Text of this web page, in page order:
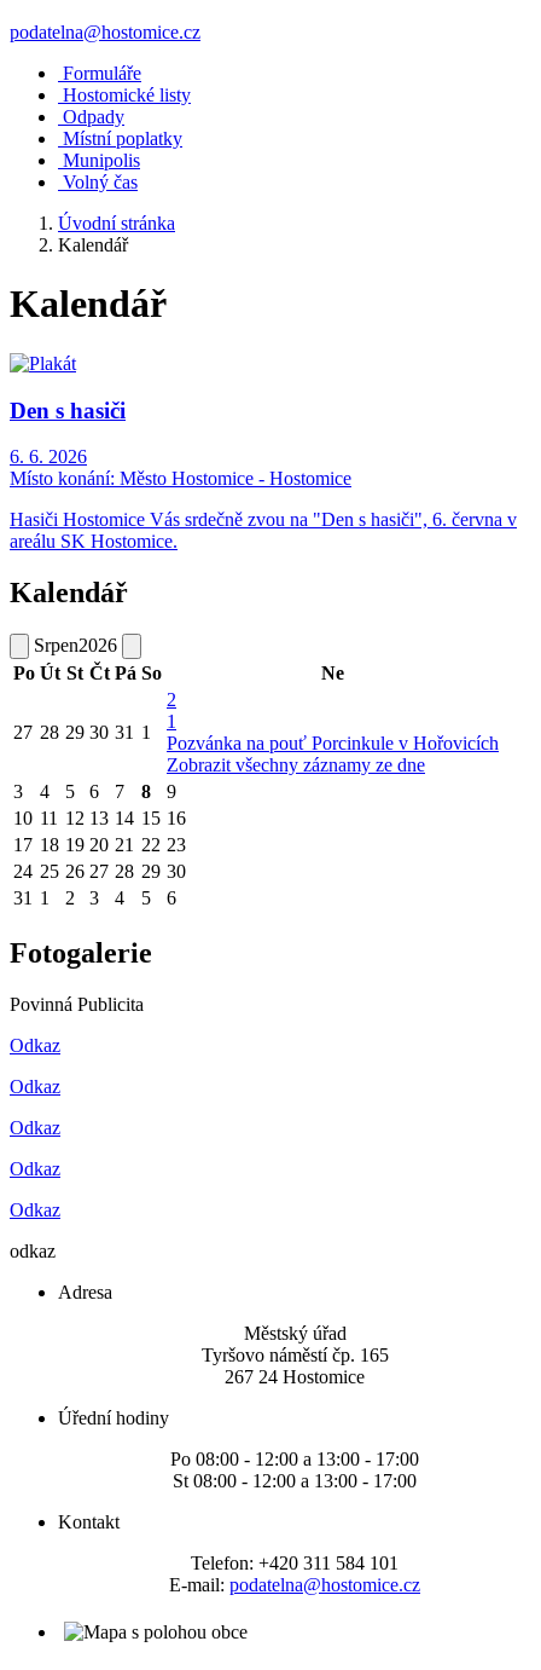
podatelna@hostomice.cz
Formuláře
Hostomické listy
Odpady
Místní poplatky
Munipolis
Volný čas
Úvodní stránka
Kalendář
Kalendář
Den s hasiči
6. 6. 2026
Místo konání: Město Hostomice - Hostomice
Hasiči Hostomice Vás srdečně zvou na "Den s hasiči", 6. června v
areálu SK Hostomice.
Kalendář
Srpen2026
Po Út St Čt Pá So Ne
27 28 29 30 31 1
2
1
Pozvánka na pouť Porcinkule v Hořovicích
Zobrazit všechny záznamy ze dne
3
4 5 6 7 8
9
10 11 12 13 14 15 16
17 18 19 20 21 22 23
24 25 26 27 28 29 30
31 1 2 3 4 5 6
Fotogalerie
Povinná Publicita
Odkaz
Odkaz
Odkaz
Odkaz
Odkaz
odkaz
Adresa
Městský úřad
Tyršovo náměstí čp. 165
267 24 Hostomice
Úřední hodiny
Po 08:00 - 12:00 a 13:00 - 17:00
St 08:00 - 12:00 a 13:00 - 17:00
Kontakt
Telefon: +420 311 584 101
E-mail: podatelna@hostomice.cz